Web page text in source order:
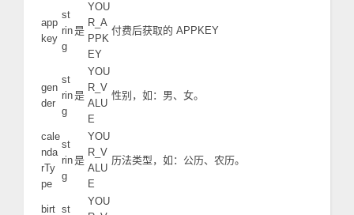
app
key
st
rin
g
是
YOU
R_A
PPK
EY
付费后获取的 APPKEY
gen
der
st
rin
g
是
YOU
R_V
ALU
E
性别，如：男、女。
cale
nda
rTy
pe
st
rin
g
是
YOU
R_V
ALU
E
历法类型，如：公历、农历。
birt st
YOU